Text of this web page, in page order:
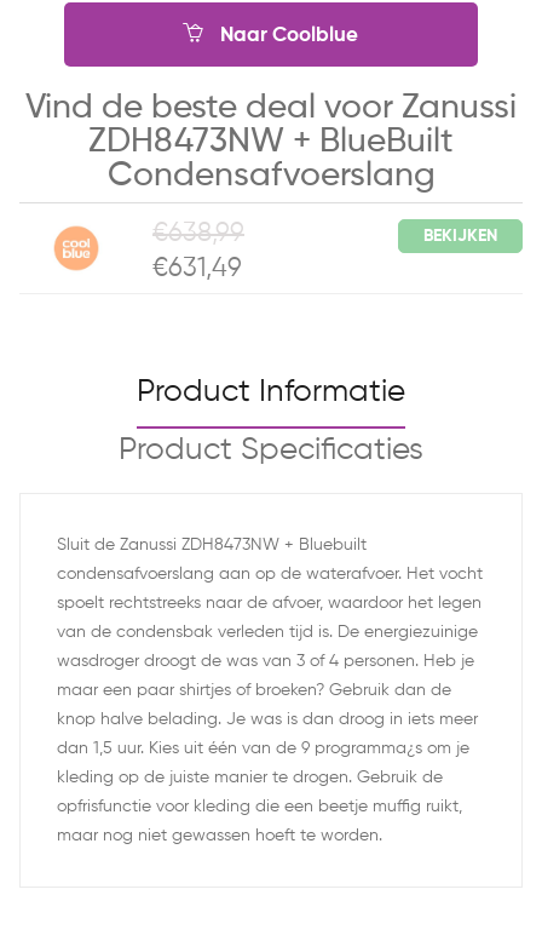
Naar Coolblue
Vind de beste deal voor Zanussi
ZDH8473NW + BlueBuilt
Condensafvoerslang
€638,99
€631,49
BEKIJKEN
Product Informatie
Product Specificaties
Sluit de Zanussi ZDH8473NW + Bluebuilt
condensafvoerslang aan op de waterafvoer. Het vocht
spoelt rechtstreeks naar de afvoer, waardoor het legen
van de condensbak verleden tijd is. De energiezuinige
wasdroger droogt de was van 3 of 4 personen. Heb je
maar een paar shirtjes of broeken? Gebruik dan de
knop halve belading. Je was is dan droog in iets meer
dan 1,5 uur. Kies uit één van de 9 programma¿s om je
kleding op de juiste manier te drogen. Gebruik de
opfrisfunctie voor kleding die een beetje muffig ruikt,
maar nog niet gewassen hoeft te worden.